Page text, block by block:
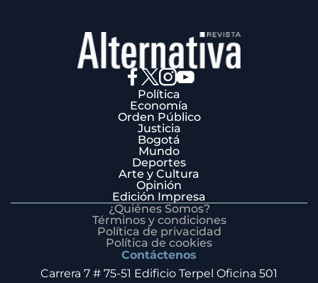
Política
Economía
Orden Público
Justicia
Bogotá
Mundo
Deportes
Arte y Cultura
Opinión
Edición Impresa
¿Quiénes Somos?
Términos y condiciones
Política de privacidad
Política de cookies
Contáctenos
Carrera 7 # 75-51 Edificio Terpel Oficina 501